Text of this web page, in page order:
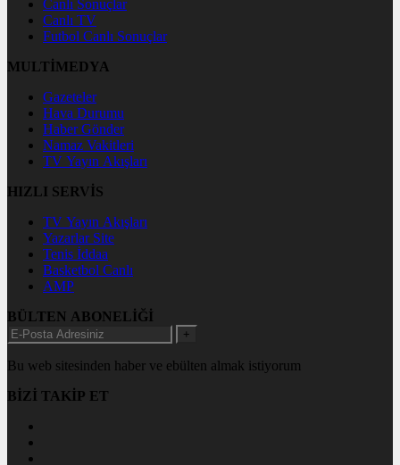
Canlı Sonuçlar
Canlı TV
Futbol Canlı Sonuçlar
MULTİMEDYA
Gazeteler
Hava Durumu
Haber Gönder
Namaz Vakitleri
TV Yayın Akışları
HIZLI SERVİS
TV Yayın Akışları
Yazarlar Site
Tenis İddaa
Basketbol Canlı
AMP
BÜLTEN ABONELİĞİ
+
Bu web sitesinden haber ve ebülten almak istiyorum
BİZİ TAKİP ET